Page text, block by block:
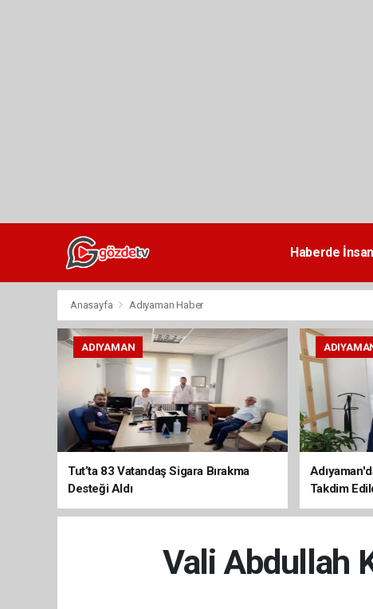
Haberde İnsan
Anasayfa Adıyaman Haber
ADIYAMAN
Tut’ta 83 Vatandaş Sigara Bırakma
Desteği Aldı
Takdim
Vali Abdullah